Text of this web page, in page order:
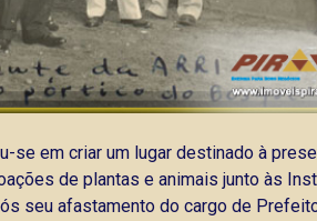
em criar um lugar destinado à
de plantas e animais junto às
seu afastamento do cargo de